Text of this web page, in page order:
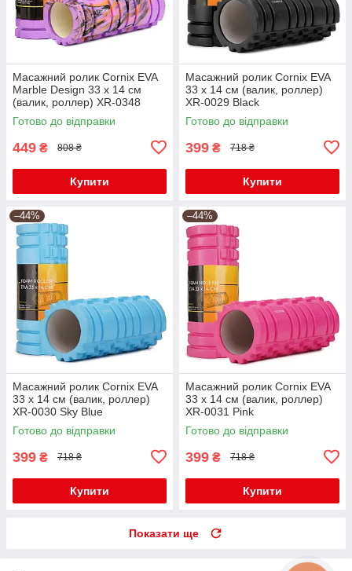
Масажний ролик Cornix EVA
Marble Design 33 x 14 см
(валик, роллер) XR-0348
Готово до відправки
449 ₴ 808 ₴
Купити
Масажний ролик Cornix EVA
33 x 14 см (валик, роллер)
XR-0029 Black
Готово до відправки
399 ₴ 718 ₴
Купити
–44%
Масажний ролик Cornix EVA
33 x 14 см (валик, роллер)
XR-0030 Sky Blue
Готово до відправки
399 ₴ 718 ₴
Купити
–44%
Масажний ролик Cornix EVA
33 x 14 см (валик, роллер)
XR-0031 Pink
Готово до відправки
399 ₴ 718 ₴
Купити
Показати ще